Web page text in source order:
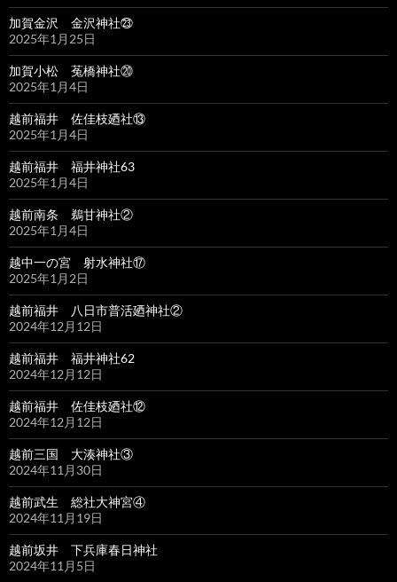
加賀金沢 金沢神社㉓
2025年1月25日
加賀小松 菟橋神社⑳
2025年1月4日
越前福井 佐佳枝廼社⑬
2025年1月4日
越前福井 福井神社63
2025年1月4日
越前南条 鵜甘神社②
2025年1月4日
越中一の宮 射水神社⑰
2025年1月2日
越前福井 八日市普活廼神社②
2024年12月12日
越前福井 福井神社62
2024年12月12日
越前福井 佐佳枝廼社⑫
2024年12月12日
越前三国 大湊神社③
2024年11月30日
越前武生 総社大神宮④
2024年11月19日
越前坂井 下兵庫春日神社
2024年11月5日